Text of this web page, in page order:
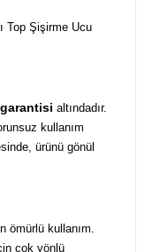
Top Şişirme Ucu
garantisi altındadır.
kullanım
ürünü gönül
ömürlü kullanım.
çok yönlü